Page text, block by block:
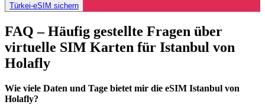
Türkei-eSIM sichern
FAQ – Häufig gestellte Fragen über
virtuelle SIM Karten für Istanbul von
Holafly
Wie viele Daten und Tage bietet mir die eSIM Istanbul von
Holafly?